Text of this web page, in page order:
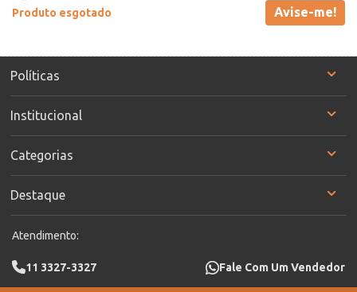
Produto esgotado Avise-me!
Políticas
Institucional
Categorias
Destaque
Atendimento:
11 3327-3327 Fale Com Um Vendedor